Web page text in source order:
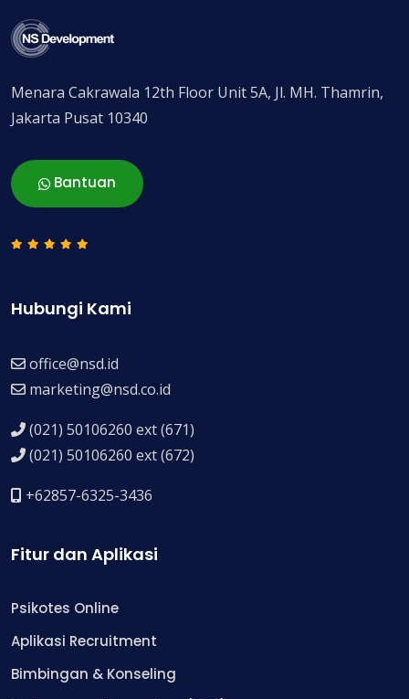
Menara Cakrawala 12th Floor Unit 5A, Jl. MH. Thamrin,
Jakarta Pusat 10340
Bantuan
Hubungi Kami
office@nsd.id
marketing@nsd.co.id
(021) 50106260 ext (671)
(021) 50106260 ext (672)
+62857-6325-3436
Fitur dan Aplikasi
Psikotes Online
Aplikasi Recruitment
Bimbingan & Konseling